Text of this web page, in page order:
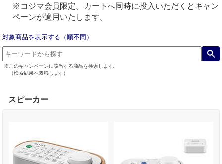
※コジマ会員限定。カートへ同時に投入いただくとキャン
ペーンが適用いたします。
対象商品を表示する（順不同）
※このキャンペーンに該当する商品を検索します。
（検索結果へ遷移します）
スピーカー